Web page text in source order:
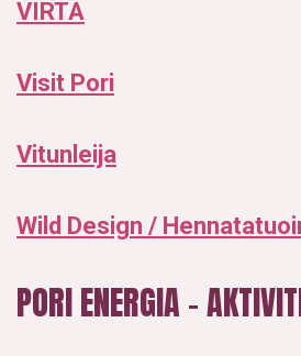
VIRTA
Visit Pori
Vitunleija
Wild Design /
PORI ENERGIA –